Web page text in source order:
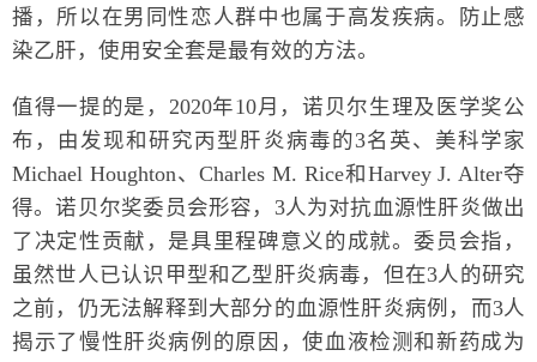
播，所以在男同性恋人群中也属于高发疾病。防止感
染乙肝，使用安全套是最有效的方法。
值得一提的是，2020年10月，诺贝尔生理及医学奖公
布，由发现和研究丙型肝炎病毒的3名英、美科学家
Michael Houghton、Charles M. Rice和Harvey J. Alter夺
得。诺贝尔奖委员会形容，3人为对抗血源性肝炎做出
了决定性贡献，是具里程碑意义的成就。委员会指，
虽然世人已认识甲型和乙型肝炎病毒，但在3人的研究
之前，仍无法解释到大部分的血源性肝炎病例，而3人
揭示了慢性肝炎病例的原因，使血液检测和新药成为